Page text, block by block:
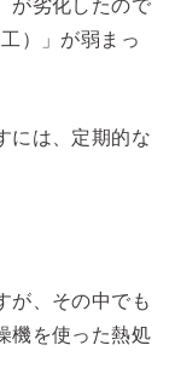
が劣化したので
）」が弱まっ
には、定期的な
が、その中でも
機を使った熱処